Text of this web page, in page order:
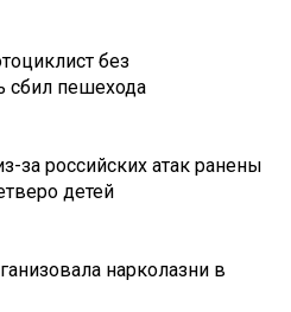
без
сбил пешехода
за российских атак ранены
детей
нарколазни в